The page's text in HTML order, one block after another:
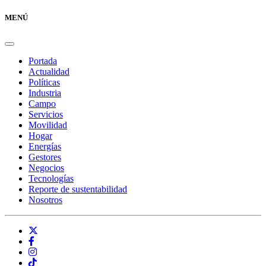
MENÚ
Portada
Actualidad
Políticas
Industria
Campo
Servicios
Movilidad
Hogar
Energías
Gestores
Negocios
Tecnologías
Reporte de sustentabilidad
Nosotros